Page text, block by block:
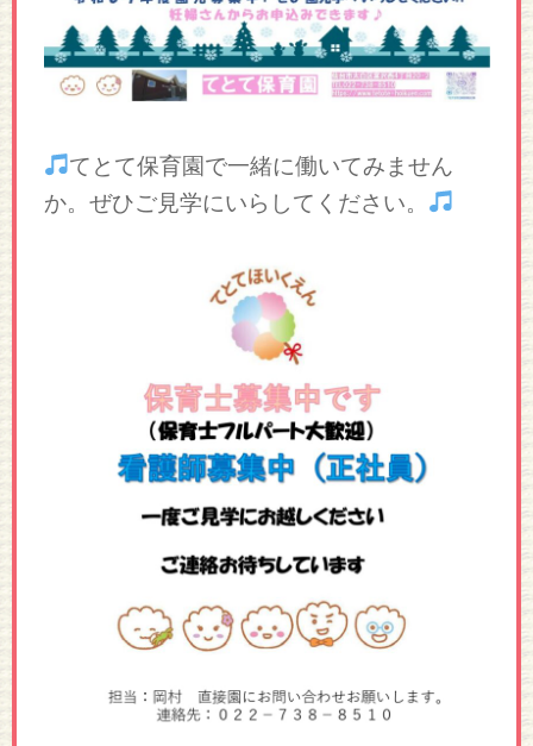
てとて保育園で一緒に働いてみません
か。ぜひご見学にいらしてください。